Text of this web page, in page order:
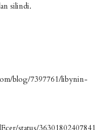
silindi.
blog/7397761/libynin-